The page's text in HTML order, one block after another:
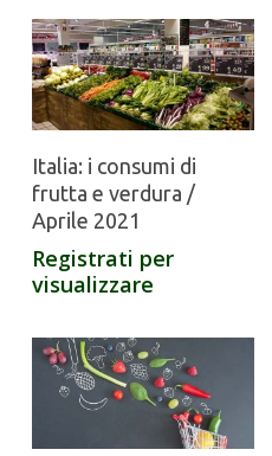
Italia: i consumi di
frutta e verdura /
Aprile 2021
Registrati per
visualizzare